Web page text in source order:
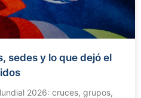
sedes y lo que dejó el
2026: cruces, grupos,